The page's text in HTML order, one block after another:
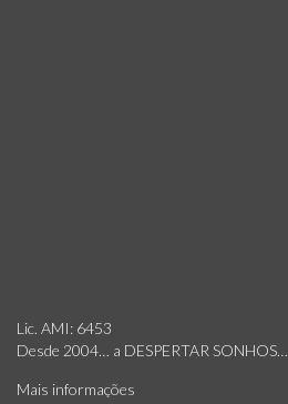
Lic. AMI: 6453
Desde 2004… a DESPERTAR SONHOS…
Mais informações